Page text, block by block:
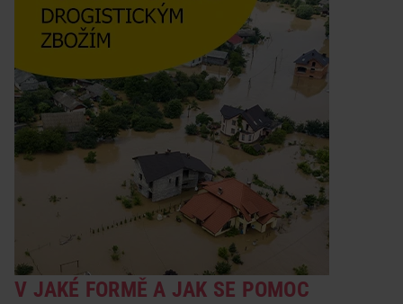
V JAKÉ FORMĚ A JAK SE POMOC